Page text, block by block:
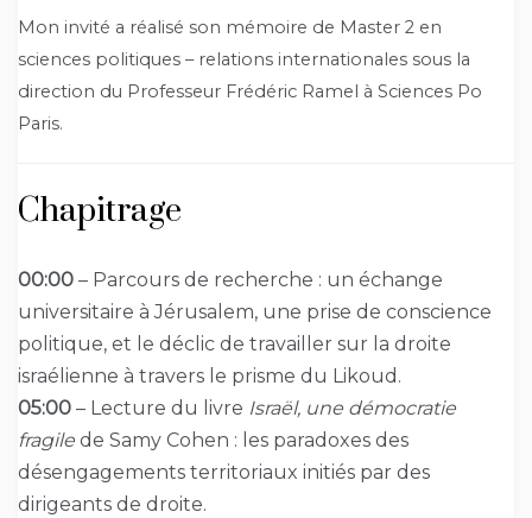
Mon invité a réalisé son mémoire de Master 2 en
sciences politiques – relations internationales sous la
direction du Professeur Frédéric Ramel à Sciences Po
Paris.
Chapitrage
00:00 – Parcours de recherche : un échange
universitaire à Jérusalem, une prise de conscience
politique, et le déclic de travailler sur la droite
israélienne à travers le prisme du Likoud.
05:00 – Lecture du livre Israël, une démocratie
fragile de Samy Cohen : les paradoxes des
désengagements territoriaux initiés par des
dirigeants de droite.